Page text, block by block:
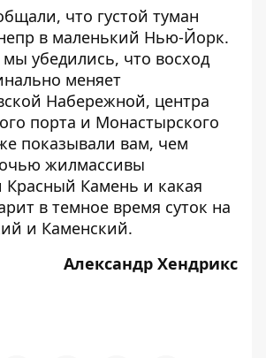
что густой туман
в маленький Нью-Йорк.
убедились, что восход
меняет
Набережной, центра
порта и Монастырского
показывали вам, чем
жилмассивы
Красный Камень и какая
в темное время суток на
и Каменский.
Александр Хендрикс